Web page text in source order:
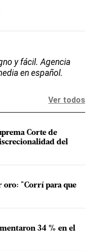
y fácil. Agencia
en español.
Ver todos
Corte de
del
oro: "Corrí para que
34 % en el